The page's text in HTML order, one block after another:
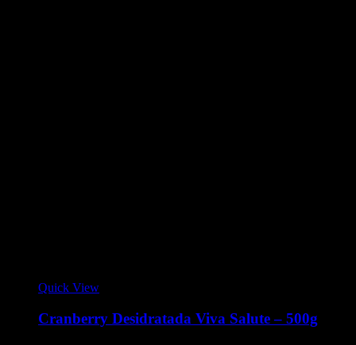
Quick View
Cranberry Desidratada Viva Salute – 500g